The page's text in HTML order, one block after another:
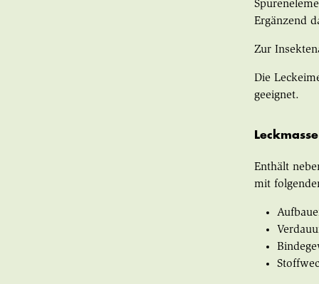
Ergänzend
Zur
Die
geeignet.
Enthält
mit